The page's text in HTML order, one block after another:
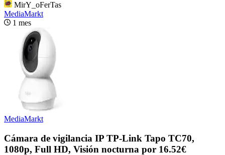
MirY_oFerTas
MediaMarkt
1 mes
MediaMarkt
Cámara de vigilancia IP TP-Link Tapo TC70,
1080p, Full HD, Visión nocturna por 16.52€